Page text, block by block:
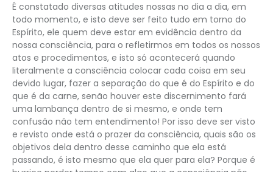
É constatado diversas atitudes nossas no dia a dia, em
todo momento, e isto deve ser feito tudo em torno do
Espírito, ele quem deve estar em evidência dentro da
nossa consciência, para o refletirmos em todos os nossos
atos e procedimentos, e isto só acontecerá quando
literalmente a consciência colocar cada coisa em seu
devido lugar, fazer a separação do que é do Espírito e do
que é da carne, senão houver este discernimento fará
uma lambança dentro de si mesmo, e onde tem
confusão não tem entendimento! Por isso deve ser visto
e revisto onde está o prazer da consciência, quais são os
objetivos dela dentro desse caminho que ela está
passando, é isto mesmo que ela quer para ela? Porque é